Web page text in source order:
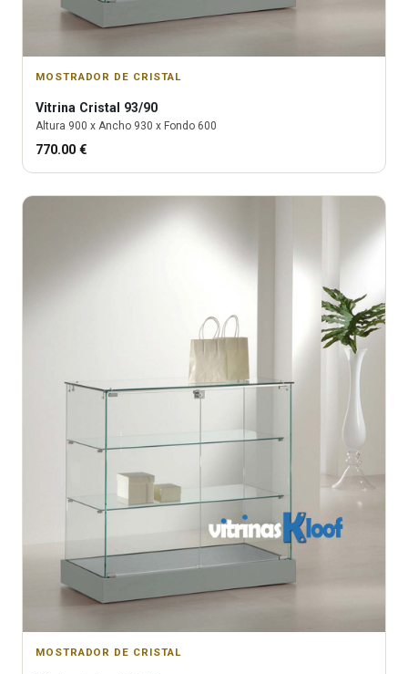
MOSTRADOR DE CRISTAL
Vitrina Cristal 93/90
Altura 900 x Ancho 930 x Fondo 600
770.00 €
MOSTRADOR DE CRISTAL